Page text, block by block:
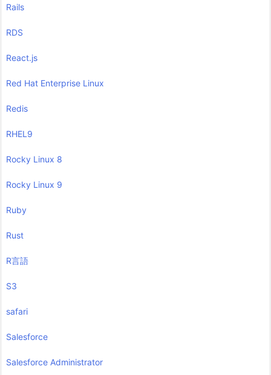
Rails
RDS
React.js
Red Hat Enterprise Linux
Redis
RHEL9
Rocky Linux 8
Rocky Linux 9
Ruby
Rust
R言語
S3
safari
Salesforce
Salesforce Administrator